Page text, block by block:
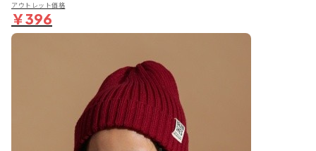
アウトレット価格
￥396